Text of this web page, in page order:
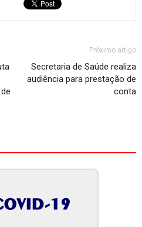
Próximo artigo
Secretaria de Saúde realiza
audiência para prestação de
conta